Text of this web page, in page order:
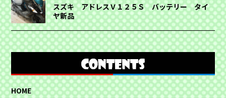
スズキ アドレスＶ１２５Ｓ バッテリー タイ
ヤ新品
HOME